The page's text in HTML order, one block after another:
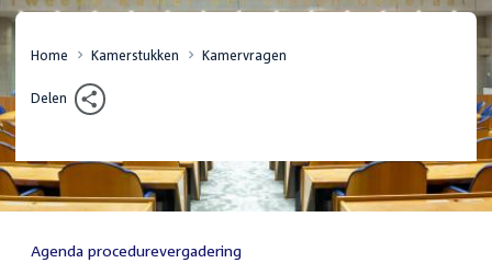
Home Kamerstukken Kamervragen
Delen
Agenda procedurevergadering